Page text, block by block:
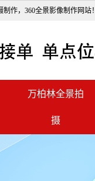
作，360全景影像制作网站！
万柏林全景拍
摄